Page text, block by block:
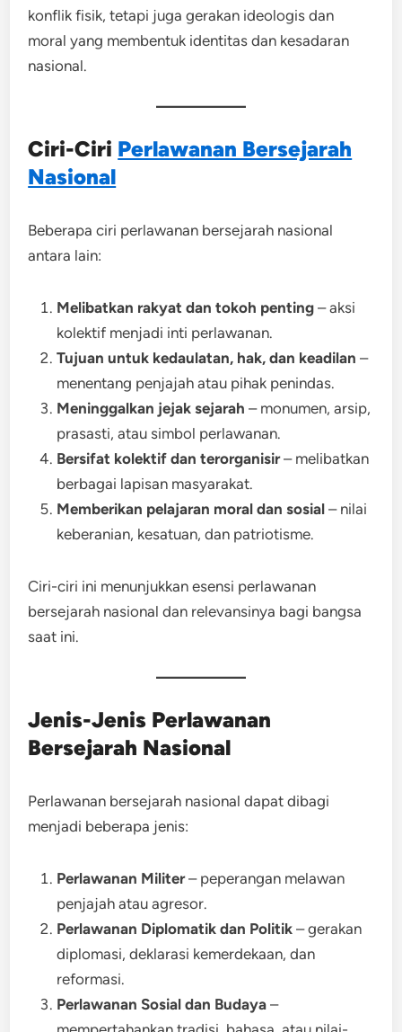
konflik fisik, tetapi juga gerakan ideologis dan
moral yang membentuk identitas dan kesadaran
nasional.
Ciri-Ciri Perlawanan Bersejarah
Nasional
Beberapa ciri perlawanan bersejarah nasional
antara lain:
Melibatkan rakyat dan tokoh penting – aksi
kolektif menjadi inti perlawanan.
Tujuan untuk kedaulatan, hak, dan keadilan –
menentang penjajah atau pihak penindas.
Meninggalkan jejak sejarah – monumen, arsip,
prasasti, atau simbol perlawanan.
Bersifat kolektif dan terorganisir– melibatkan
berbagai lapisan masyarakat.
Memberikan pelajaran moral dan sosial – nilai
keberanian, kesatuan, dan patriotisme.
Ciri-ciri ini menunjukkan esensi perlawanan
bersejarah nasional dan relevansinya bagi bangsa
saat ini.
Jenis-Jenis Perlawanan
Bersejarah Nasional
Perlawanan bersejarah nasional dapat dibagi
menjadi beberapa jenis:
Perlawanan Militer– peperangan melawan
penjajah atau agresor.
Perlawanan Diplomatik dan Politik – gerakan
diplomasi, deklarasi kemerdekaan, dan
reformasi.
Perlawanan Sosial dan Budaya –